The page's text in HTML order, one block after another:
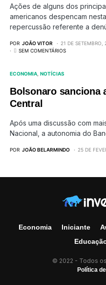
Ações de alguns dos
americanos despencam
repercussão referente a
POR JOÃO VITOR 21 DE SETEMBRO,
SEM COMENTÁRIOS
ECONOMIA NOTÍCIAS
Bolsonaro sanciona
Central
Após uma discussão com
Nacional, a autonomia do
POR JOÃO BELARMINDO 25 DE
Economia Iniciante
© 2022 - Todos
Política